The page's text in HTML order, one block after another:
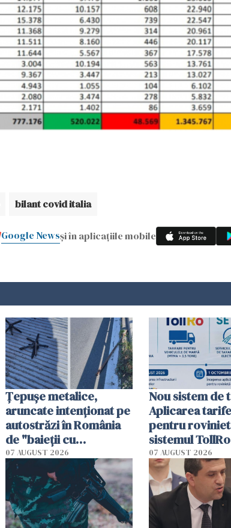
bilant covid italia
Google Newsși în aplicațiile mobile
Țepușe metalice,
aruncate intenționat pe
autostrăzi în România
de "baieții cu
platforme": "Mi-au
cerut 1200 lei să mă
tracteze"
07 AUGUST 2026
Nou sistem de
Aplicarea
pentru
sistemul
începe la 1
07 AUGUST 2026